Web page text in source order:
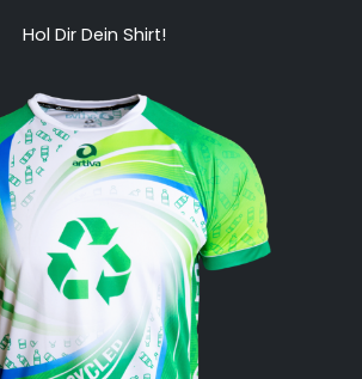
Hol Dir Dein Shirt!